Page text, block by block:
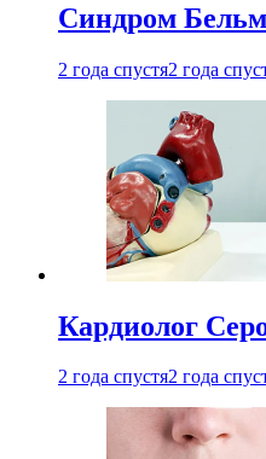
Синдром
2 года спустя2 года
Кардиолог
2 года спустя2 года